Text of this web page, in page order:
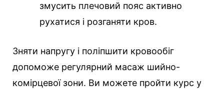
змусить плечовий пояс активно
рухатися і розганяти кров.
Зняти напругу і поліпшити кровообіг
допоможе регулярний масаж шийно-
комірцевої зони. Ви можете пройти курс у